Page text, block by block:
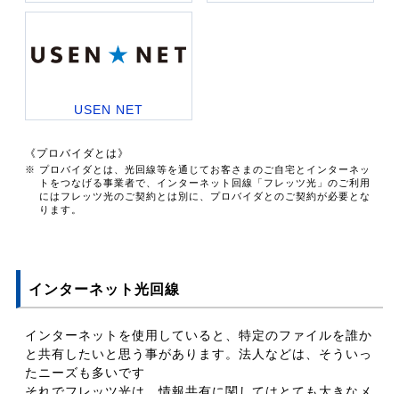
USEN NET
《プロバイダとは》
※ プロバイダとは、光回線等を通じてお客さまのご自宅とインターネッ
トをつなげる事業者で、インターネット回線「フレッツ光」のご利用
にはフレッツ光のご契約とは別に、プロバイダとのご契約が必要とな
ります。
インターネット光回線
インターネットを使用していると、特定のファイルを誰か
と共有したいと思う事があります。法人などは、そういっ
たニーズも多いです
それでフレッツ光は、情報共有に関してはとても大きなメ